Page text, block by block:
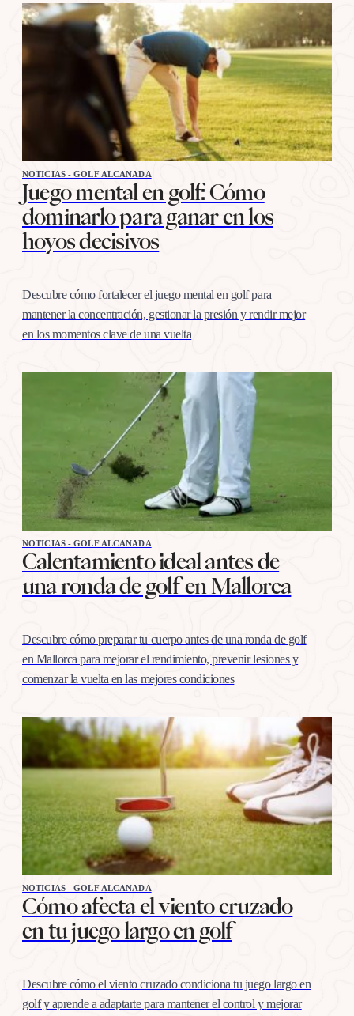
confianza en esta distancia se entrena igual que cualquier
otro…
NOTICIAS - GOLF ALCANADA
Juego mental en golf: Cómo
dominarlo para ganar en los
hoyos decisivos
Descubre cómo fortalecer el juego mental en golf para
mantener la concentración, gestionar la presión y rendir mejor
en los momentos clave de una vuelta
NOTICIAS - GOLF ALCANADA
Calentamiento ideal antes de
una ronda de golf en Mallorca
Descubre cómo preparar tu cuerpo antes de una ronda de golf
en Mallorca para mejorar el rendimiento, prevenir lesiones y
comenzar la vuelta en las mejores condiciones
NOTICIAS - GOLF ALCANADA
Cómo afecta el viento cruzado
en tu juego largo en golf
Descubre cómo el viento cruzado condiciona tu juego largo en
golf y aprende a adaptarte para mantener el control y mejorar